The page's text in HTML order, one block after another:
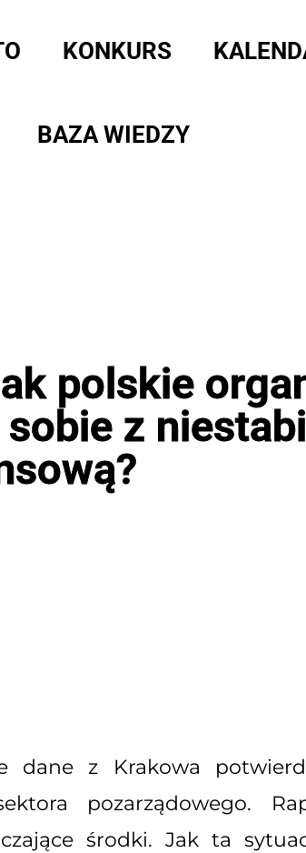
KONKURS
BAZA WIEDZY
polskie
z
dane z Krakowa
pozarządowego.
środki. Jak ta